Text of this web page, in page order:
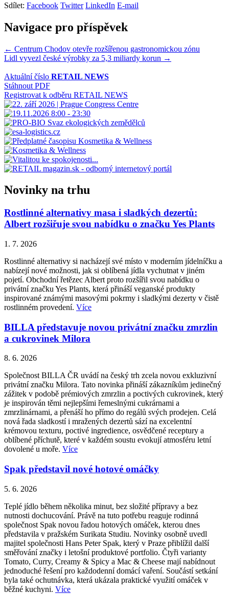
Sdílet: Facebook Twitter LinkedIn E-mail
Navigace pro příspěvek
← Centrum Chodov otevře rozšířenou gastronomickou zónu
Lidl vyvezl české výrobky za 5,3 miliardy korun →
Aktuální číslo RETAIL NEWS
Stáhnout PDF
Registrovat k odběru RETAIL NEWS
Novinky na trhu
Rostlinné alternativy masa i sladkých dezertů:
Albert rozšiřuje svou nabídku o značku Yes Plants
1. 7. 2026
Rostlinné alternativy si nacházejí své místo v moderním jídelníčku a
nabízejí nové možnosti, jak si oblíbená jídla vychutnat v jiném
pojetí. Obchodní řetězec Albert proto rozšířil svou nabídku o
privátní značku Yes Plants, která přináší veganské produkty
inspirované známými masovými pokrmy i sladkými dezerty v čistě
rostlinném provedení. Více
BILLA představuje novou privátní značku zmrzlin
a cukrovinek Milora
8. 6. 2026
Společnost BILLA ČR uvádí na český trh zcela novou exkluzivní
privátní značku Milora. Tato novinka přináší zákazníkům jedinečný
zážitek v podobě prémiových zmrzlin a poctivých cukrovinek, který
je inspirován těmi nejlepšími řemeslnými cukrárnami a
zmrzlinárnami, a přenáší ho přímo do regálů svých prodejen. Celá
nová řada sladkostí i mražených dezertů sází na excelentní
krémovou texturu, poctivé ingredience, osvědčené receptury a
oblíbené příchutě, které v každém soustu evokují atmosféru letní
dovolené u moře. Více
Spak představil nové hotové omáčky
5. 6. 2026
Teplé jídlo během několika minut, bez složité přípravy a bez
nutnosti dochucování. Právě na tuto potřebu reaguje rodinná
společnost Spak novou řadou hotových omáček, kterou dnes
představila v pražském Surikata Studiu. Novinky osobně uvedl
majitel společnosti Hans Peter Spak, který v Praze přiblížil další
směřování značky i letošní produktové portfolio. Čtyři varianty
Tomato, Curry, Creamy & Spicy a Mac & Cheese mají nabídnout
jednoduché řešení pro každodenní domácí vaření. Součástí setkání
byla také ochutnávka, která ukázala praktické využití omáček v
běžné kuchyni. Více